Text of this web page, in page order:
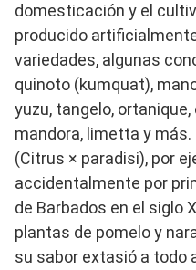
domesticación y el
producido
variedades, algunas
quinoto (kumquat),
yuzu, tangelo,
mandora, limetta y
(Citrus × paradisi), por
accidentalmente por
de Barbados en el siglo
plantas de pomelo y
su sabor extasió a todo